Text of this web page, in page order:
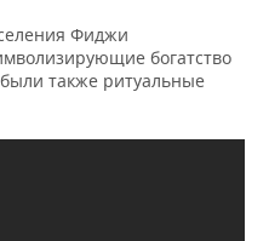
Фиджи
богатство
также ритуальные